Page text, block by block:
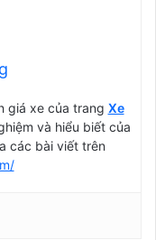
giá xe của trang Xe
và hiểu biết của
các bài viết trên